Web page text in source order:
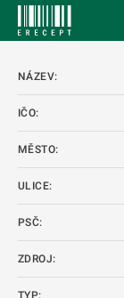
NÁZEV:
IČO:
MĚSTO:
ULICE:
PSČ:
ZDROJ:
TYP: